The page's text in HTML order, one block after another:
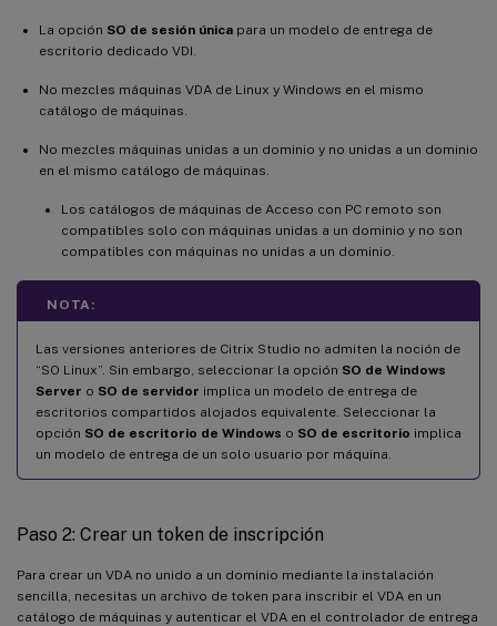
La opción SO de sesión única para un modelo de entrega de
escritorio dedicado VDI.
No mezcles máquinas VDA de Linux y Windows en el mismo
catálogo de máquinas.
No mezcles máquinas unidas a un dominio y no unidas a un dominio
en el mismo catálogo de máquinas.
Los catálogos de máquinas de Acceso con PC remoto son
compatibles solo con máquinas unidas a un dominio y no son
compatibles con máquinas no unidas a un dominio.
NOTA:
Las versiones anteriores de Citrix Studio no admiten la noción de
“SO Linux”. Sin embargo, seleccionar la opción SO de Windows
Server o SO de servidor implica un modelo de entrega de
escritorios compartidos alojados equivalente. Seleccionar la
opción SO de escritorio de Windows o SO de escritorio implica
un modelo de entrega de un solo usuario por máquina.
Paso 2: Crear un token de inscripción
Para crear un VDA no unido a un dominio mediante la instalación
sencilla, necesitas un archivo de token para inscribir el VDA en un
catálogo de máquinas y autenticar el VDA en el controlador de entrega